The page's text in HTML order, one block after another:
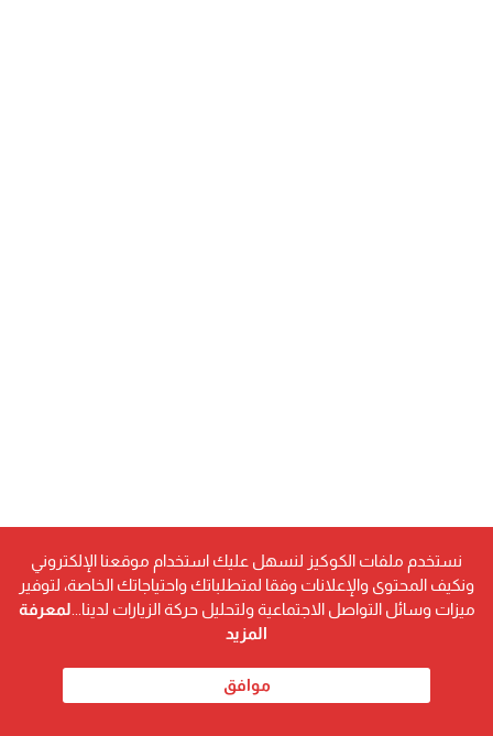
رابط مختصر
نستخدم ملفات الكوكيز لنسهل عليك استخدام موقعنا الإلكتروني
ونكيف المحتوى والإعلانات وفقا لمتطلباتك واحتياجاتك الخاصة، لتوفير
ميزات وسائل التواصل الاجتماعية ولتحليل حركة الزيارات لدينا... لمعرفة
المزيد
موافق